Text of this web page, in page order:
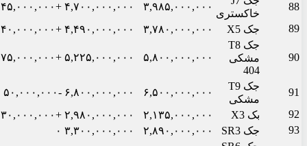
88
خاکستری
۳,۹۸۵,۰۰۰,۰۰۰ ۴,۷۰۰,۰۰۰,۰۰۰ +۱۴۵,۰۰۰,۰۰۰
89
جک X5 ۳,۷۸۰,۰۰۰,۰۰۰ ۴,۴۹۰,۰۰۰,۰۰۰ +۴۰,۰۰۰,۰۰۰
90
جک T8
مشکی
404
۵,۸۰۰,۰۰۰,۰۰۰ ۵,۲۲۵,۰۰۰,۰۰۰ +۱۷۵,۰۰۰,۰۰۰
91
جک T9
مشکی
۶,۵۰۰,۰۰۰,۰۰۰ ۶,۸۰۰,۰۰۰,۰۰۰ -۵۰,۰۰۰,۰۰۰
92
بک X3 ۲,۱۳۵,۰۰۰,۰۰۰ ۲,۹۸۰,۰۰۰,۰۰۰ +۳۰,۰۰۰,۰۰۰
93
جک SR3 ۲,۸۹۰,۰۰۰,۰۰۰ ۳,۳۰۰,۰۰۰,۰۰۰ ۰